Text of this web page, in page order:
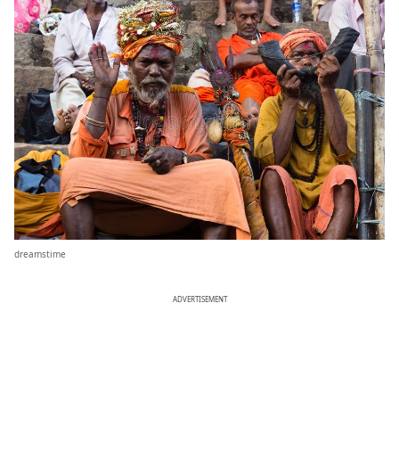
dreamstime
ADVERTISEMENT